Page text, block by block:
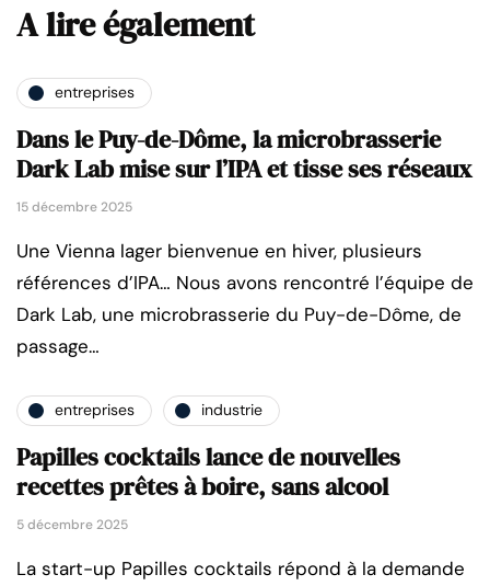
A lire également
entreprises
Dans le Puy-de-Dôme, la microbrasserie
Dark Lab mise sur l’IPA et tisse ses réseaux
15 décembre 2025
Une Vienna lager bienvenue en hiver, plusieurs
références d’IPA… Nous avons rencontré l’équipe de
Dark Lab, une microbrasserie du Puy-de-Dôme, de
passage…
entreprises industrie
Papilles cocktails lance de nouvelles
recettes prêtes à boire, sans alcool
5 décembre 2025
La start-up Papilles cocktails répond à la demande